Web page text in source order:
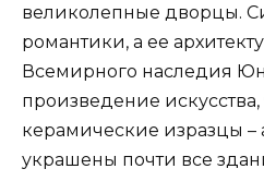
великолепные дворцы.
романтики, а ее
Всемирного наследия
произведение искусства,
керамические изразцы –
украшены почти все